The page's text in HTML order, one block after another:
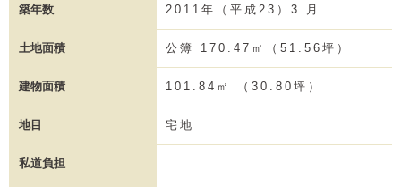
築年数 2011年（平成23）3 月
土地面積 公簿 170.47㎡（51.56坪）
建物面積 101.84㎡ （30.80坪）
地目 宅地
私道負担